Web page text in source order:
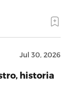
Jul 30, 2026
historia